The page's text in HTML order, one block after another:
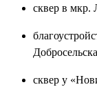
сквер в мкр.
сквер у